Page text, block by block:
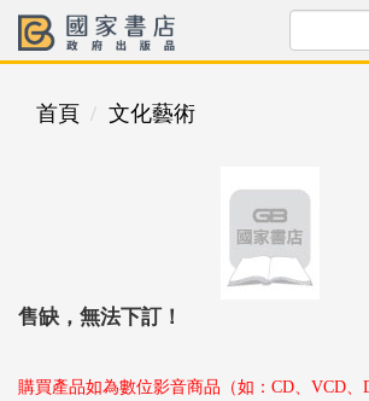
首頁 文化藝術
售缺，無法下訂！
購買產品如為數位影音商品（如：CD、VCD、